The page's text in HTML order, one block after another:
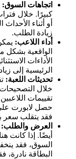
اتجاهات السوق:
كبيرًا. خلال
أو أثناء
زيادة الطلب.
أداء اللاعب:
الواقعية
الأداءات
الرئيسية إلى
تحديثات اللعبة:
خلال
تقييمات
حصل لابورت
فقد يتقلب سعر
العرض والطلب:
أيضًا. إذا كانت
السوق، فقد
البطاقة نادرة،